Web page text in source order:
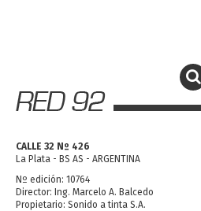
CALLE 32 Nº 426
La Plata - BS AS - ARGENTINA
Nº edición: 10764
Director: Ing. Marcelo A. Balcedo
Propietario: Sonido a tinta S.A.